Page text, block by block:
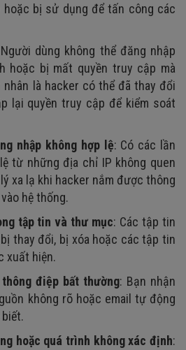
bị sử dụng để tấn công các
dùng không thể đăng nhập
hoặc bị mất quyền truy cập mà
nhân là hacker có thể đã thay đổi
lại quyền truy cập để kiểm soát
nhập không hợp lệ: Có các lần
từ những địa chỉ IP không quen
xa lạ khi hacker nắm được thông
hệ thống.
tập tin và thư mục: Các tập tin
thay đổi, bị xóa hoặc các tập tin
xuất hiện.
điệp bất thường: Bạn nhận
không rõ hoặc email tự động
hoặc quá trình không xác định: